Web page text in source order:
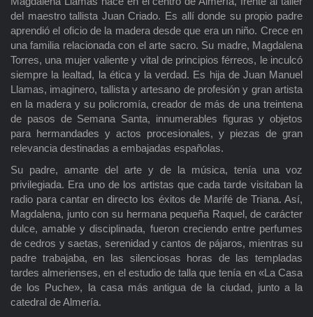
del maestro tallista Juan Criado. Es allí donde su propio padre
aprendió el oficio de la madera desde que era un niño. Crece en
una familia relacionada con el arte sacro. Su madre, Magdalena
Torres, una mujer valiente y vital de principios férreos, le inculcó
siempre la lealtad, la ética y la verdad. Es hija de Juan Manuel
Llamas, imaginero, tallista y artesano de profesión y gran artista
en la madera y su policromía, creador de más de una treintena
de pasos de Semana Santa, innumerables figuras y objetos
para hermandades y actos procesionales, y piezas de gran
relevancia destinadas a embajadas españolas.
Su padre, amante del arte y de la música, tenía una voz
privilegiada. Era uno de los artistas que cada tarde visitaban la
radio para cantar en directo los éxitos de Marifé de Triana. Así,
Magdalena, junto con su hermana pequeña Raquel, de carácter
dulce, amable y disciplinada, fueron creciendo entre perfumes
de cedros y saetas, serenidad y cantos de pájaros, mientras su
padre trabajaba, en las silenciosas horas de las templadas
tardes almerienses, en el estudio de talla que tenía en «La Casa
de los Puche», la casa más antigua de la ciudad, junto a la
catedral de Almería.